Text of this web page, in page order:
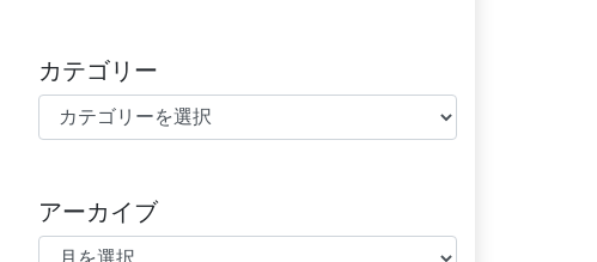
カテゴリー
カテゴリー
アーカイブ
アーカイブ